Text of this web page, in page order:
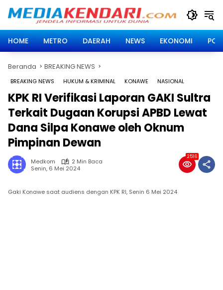
HOME
METRO DAERAH NEWS EKONOMI
Beranda BREAKING NEWS
BREAKING NEWS HUKUM & KRIMINAL KONAWE NASIONAL
KPK RI Verifikasi Laporan GAKI Sultra
Terkait Dugaan Korupsi APBD Lewat
Dana Silpa Konawe oleh Oknum
Pimpinan Dewan
Medkom
2 Min Baca
Senin, 6 Mei 2024
2516
Gaki Konawe saat audiens dengan KPK RI, Senin 6 Mei 2024